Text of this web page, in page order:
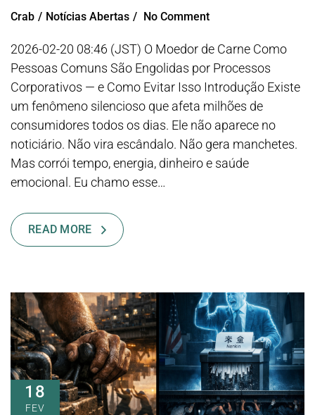
Crab Notícias Abertas No Comment
2026-02-20 08:46 (JST) O Moedor de Carne Como
Pessoas Comuns São Engolidas por Processos
Corporativos — e Como Evitar Isso Introdução Existe
um fenômeno silencioso que afeta milhões de
consumidores todos os dias. Ele não aparece no
noticiário. Não vira escândalo. Não gera manchetes.
Mas corrói tempo, energia, dinheiro e saúde
emocional. Eu chamo esse…
READ MORE
18
FEV